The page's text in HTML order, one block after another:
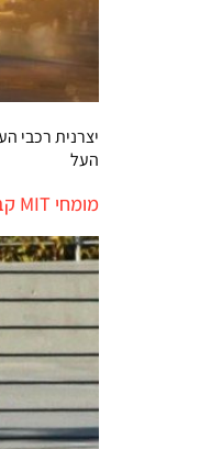
העל
מומחי MIT קבעו: רדאר הלידר שאמור להוביל את המכוניות האוטונומיות לא בטוח לשימוש